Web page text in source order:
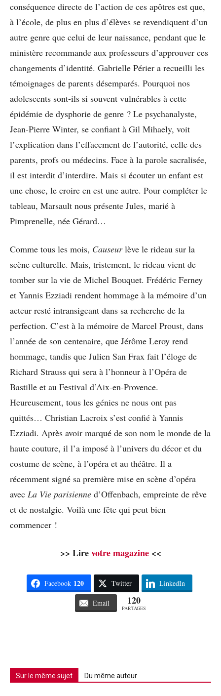
conséquence directe de l’action de ces apôtres est que,
à l’école, de plus en plus d’élèves se revendiquent d’un
autre genre que celui de leur naissance, pendant que le
ministère recommande aux professeurs d’approuver ces
changements d’identité. Gabrielle Périer a recueilli les
témoignages de parents désemparés. Pourquoi nos
adolescents sont-ils si souvent vulnérables à cette
épidémie de dysphorie de genre ? Le psychanalyste,
Jean-Pierre Winter, se confiant à Gil Mihaely, voit
l’explication dans l’effacement de l’autorité, celle des
parents, profs ou médecins. Face à la parole sacralisée,
il est interdit d’interdire. Mais si écouter un enfant est
une chose, le croire en est une autre. Pour compléter le
tableau, Marsault nous présente Jules, marié à
Pimprenelle, née Gérard…
Comme tous les mois, Causeurlève le rideau sur la
scène culturelle. Mais, tristement, le rideau vient de
tomber sur la vie de Michel Bouquet. Frédéric Ferney
et Yannis Ezziadi rendent hommage à la mémoire d’un
acteur resté intransigeant dans sa recherche de la
perfection. C’est à la mémoire de Marcel Proust, dans
l’année de son centenaire, que Jérôme Leroy rend
hommage, tandis que Julien San Frax fait l’éloge de
Richard Strauss qui sera à l’honneur à l’Opéra de
Bastille et au Festival d’Aix-en-Provence.
Heureusement, tous les génies ne nous ont pas
quittés… Christian Lacroix s’est confié à Yannis
Ezziadi. Après avoir marqué de son nom le monde de la
haute couture, il l’a imposé à l’univers du décor et du
costume de scène, à l’opéra et au théâtre. Il a
récemment signé sa première mise en scène d’opéra
avec La Vie parisienne d’Offenbach, empreinte de rêve
et de nostalgie. Voilà une fête qui peut bien
commencer !
>> Lirevotre magazine<<
Facebook 120 Twitter LinkedIn
Email 120
PARTAGES
Sur le même sujet Du même auteur